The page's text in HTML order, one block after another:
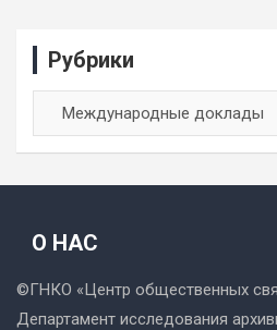
Рубрики
О НАС
©ГНКО «Центр общественных
Департамент исследования